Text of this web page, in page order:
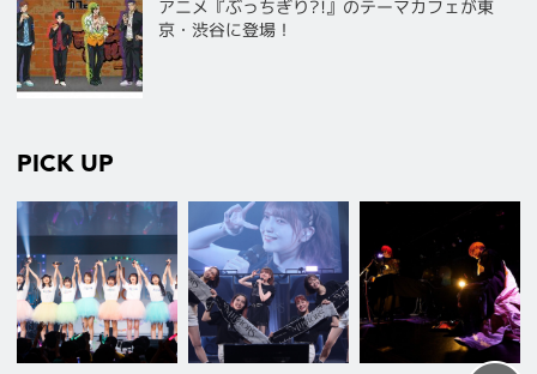
アニメ『ぶっちぎり?!』のテーマカフェが東
京・渋谷に登場！
PICK UP